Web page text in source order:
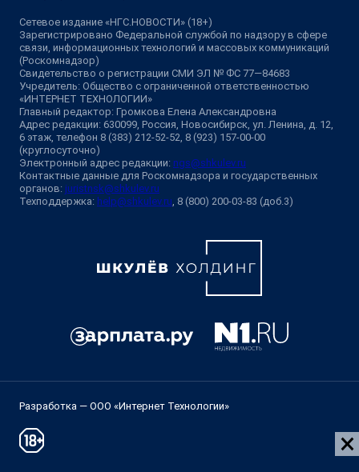
Сетевое издание «НГС.НОВОСТИ» (18+)
Зарегистрировано Федеральной службой по надзору в сфере
связи, информационных технологий и массовых коммуникаций
(Роскомнадзор)
Свидетельство о регистрации СМИ ЭЛ № ФС 77—84683
Учредитель: Общество с ограниченной ответственностью
«ИНТЕРНЕТ ТЕХНОЛОГИИ»
Главный редактор: Громкова Елена Александровна
Адрес редакции: 630099, Россия, Новосибирск, ул. Ленина, д. 12,
6 этаж, телефон 8 (383) 212-52-52, 8 (923) 157-00-00
(круглосуточно)
Электронный адрес редакции: ngs@shkulev.ru
Контактные данные для Роскомнадзора и государственных
органов: juristnsk@shkulev.ru
Техподдержка: help@shkulev.ru , 8 (800) 200-03-83 (доб.3)
Разработка — ООО «Интернет Технологии»